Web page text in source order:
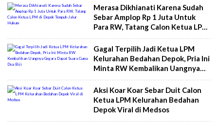
Merasa Dikhianati Karena Sudah
Sebar Amplop Rp 1 Juta Untuk
Para RW, Tatang Calon Ketua LPM
di Depok Tempuh Jalur Hukum
Gagal Terpilih Jadi Ketua LPM
Kelurahan Bedahan Depok, Pria Ini
Minta RW Kembalikan Uangnya
Gegara Dapat Suara Cuma Dua Biji
Aksi Koar Koar Sebar Duit Calon
Ketua LPM Kelurahan Bedahan
Depok Viral di Medsos